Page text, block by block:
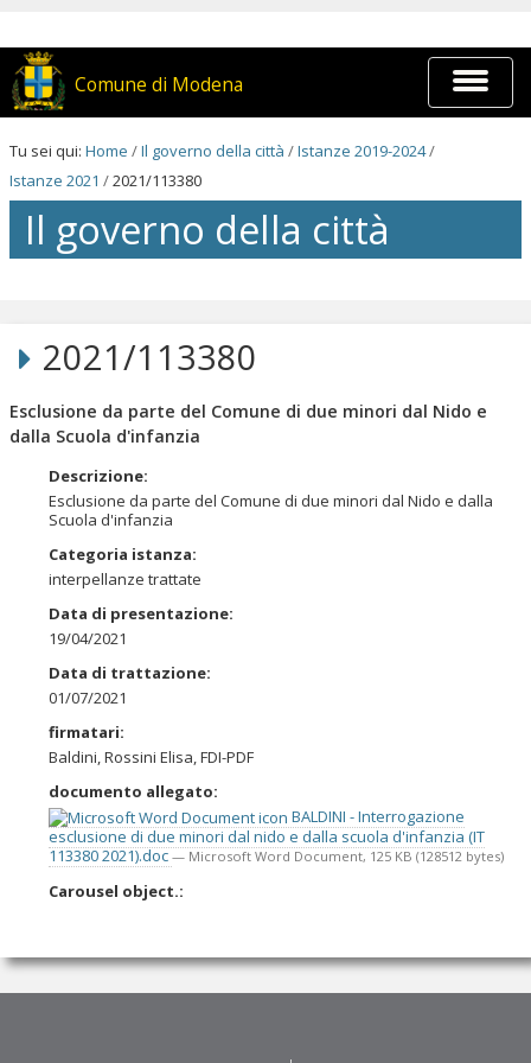
contenuti.
Salta
alla
Comune di Modena
Espandi
barra
di
Tu sei qui: Home /Il governo della città /Istanze 2019-2024/
Istanze 2021 /2021/113380
Il governo della città
Salta
navigazione
2021/113380
Esclusione da parte del Comune di due minori dal Nido e
dalla Scuola d'infanzia
Descrizione:
Esclusione da parte del Comune di due minori dal Nido e dalla
Scuola d'infanzia
Categoria istanza:
interpellanze trattate
Data di presentazione:
19/04/2021
Data di trattazione:
01/07/2021
firmatari:
Baldini, Rossini Elisa, FDI-PDF
documento allegato:
BALDINI - Interrogazione
esclusione di due minori dal nido e dalla scuola d'infanzia (IT
113380 2021).doc— Microsoft Word Document, 125 KB (128512 bytes)
Carousel object.: